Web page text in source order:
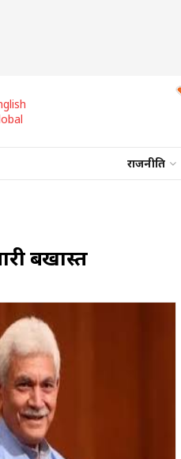
राजनीति
बर्खास्त